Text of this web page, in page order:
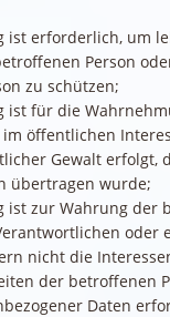
ist erforderlich, um
Person
zu schützen;
ist für die
öffentlichen
Gewalt erfolgt,
übertragen wurde;
ist zur Wahrung der
oder
nicht die
der betroffenen
Daten